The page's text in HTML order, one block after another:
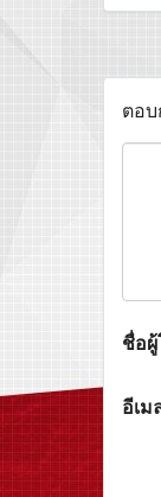
ตอ
ชื่อ
อีเม